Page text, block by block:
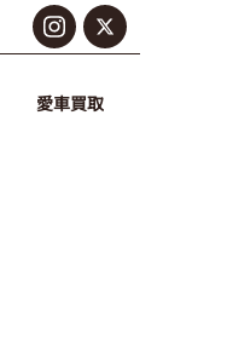
愛車買取